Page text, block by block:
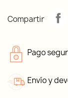
Compartir
Pago
Envío y